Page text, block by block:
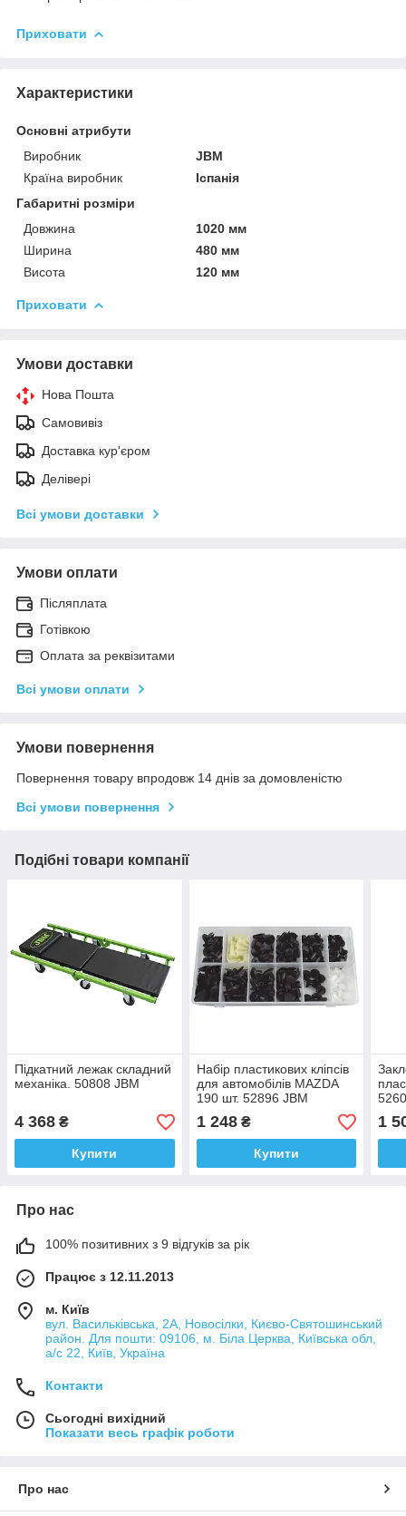
Приховати
Характеристики
Основні атрибути
Виробник
JBM
Країна виробник
Іспанія
Габаритні розміри
Довжина
1020 мм
Ширина
480 мм
Висота
120 мм
Приховати
Умови доставки
Нова Пошта
Самовивіз
Доставка кур'єром
Делівері
Всі умови доставки
Умови оплати
Післяплата
Готівкою
Оплата за реквізитами
Всі умови оплати
Умови повернення
Повернення товару впродовж 14 днів за домовленістю
Всі умови повернення
Подібні товари компанії
Підкатний лежак складний
механіка. 50808 JBM
4 368 ₴
Купити
Набір пластикових кліпсів
для автомобілів MAZDA
190 шт. 52896 JBM
1 248₴
Купити
1
Про нас
100% позитивних з 9 відгуків за рік
Працює з 12.11.2013
м. Київ
вул. Васильківська, 2А, Новосілки, Києво-Святошинський
район. Для пошти: 09106, м. Біла Церква, Київська обл,
а/с 22, Київ, Україна
Контакти
Сьогодні вихідний
Показати весь графік роботи
Про нас